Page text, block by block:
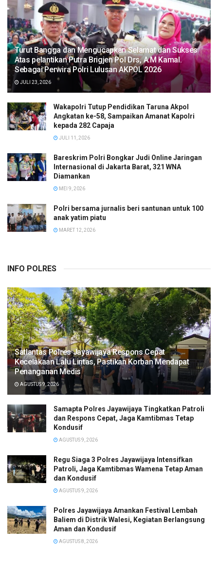
Turut Bangga dan Mengucapkan Selamat dan Sukses
Atas pelantikan Putra Brigjen Pol Drs, A.M Kamal.
Sebagai Perwira Polri Lulusan AKPOL 2026
JULI 23, 2026
Wakapolri Tutup Pendidikan Taruna Akpol
Angkatan ke-58, Sampaikan Amanat Kapolri
kepada 282 Capaja
JULI 11, 2026
Bareskrim Polri Bongkar Judi Online Jaringan
Internasional di Jakarta Barat, 321 WNA
Diamankan
MEI 9, 2026
Polri bersama jurnalis beri santunan untuk 100
anak yatim piatu
MARET 12, 2026
INFO POLRES
Satlantas Polres Jayawijaya Respons Cepat
Kecelakaan Lalu Lintas, Pastikan Korban Mendapat
Penanganan Medis
AGUSTUS 9, 2026
Samapta Polres Jayawijaya Tingkatkan Patroli
dan Respons Cepat, Jaga Kamtibmas Tetap
Kondusif
AGUSTUS 9, 2026
Regu Siaga 3 Polres Jayawijaya Intensifkan
Patroli, Jaga Kamtibmas Wamena Tetap Aman
dan Kondusif
AGUSTUS 9, 2026
Polres Jayawijaya Amankan Festival Lembah
Baliem di Distrik Walesi, Kegiatan Berlangsung
Aman dan Kondusif
AGUSTUS 8, 2026